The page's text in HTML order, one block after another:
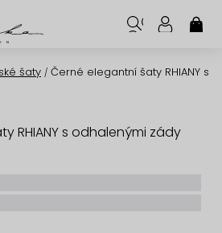
šaty / Černé elegantní šaty RHIANY s
RHIANY s odhalenými zády